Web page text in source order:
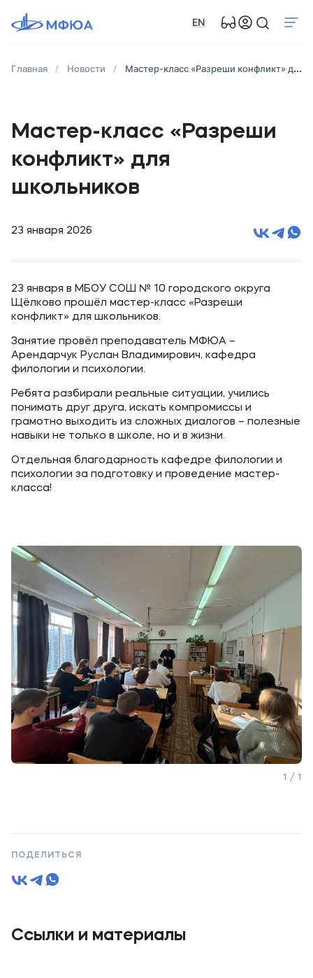
EN
Главная Новости Мастер-класс «Разреши конфликт» для школьников
Мастер-класс «Разреши
конфликт» для
школьников
23 января 2026
23 января в МБОУ СОШ № 10 городского округа
Щёлково прошёл мастер-класс «Разреши
конфликт» для школьников.
Занятие провёл преподаватель МФЮА –
Арендарчук Руслан Владимирович, кафедра
филологии и психологии.
Ребята разбирали реальные ситуации, учились
понимать друг друга, искать компромиссы и
грамотно выходить из сложных диалогов – полезные
навыки не только в школе, но и в жизни.
Отдельная благодарность кафедре филологии и
психологии за подготовку и проведение мастер-
класса!
1 / 1
ПОДЕЛИТЬСЯ
Ссылки и материалы